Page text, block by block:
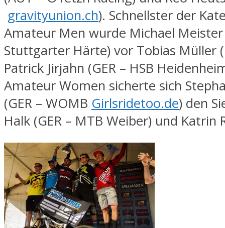
gravityunion.ch). Schnellster der
Amateur Men wurde Michael Meister
Stuttgarter Härte) vor Tobias Müller
Patrick Jirjahn (GER – HSB
Amateur Women sicherte sich
(GER – WOMB Girlsridetoo.de) den
Halk (GER – MTB Weiber) und Katrin